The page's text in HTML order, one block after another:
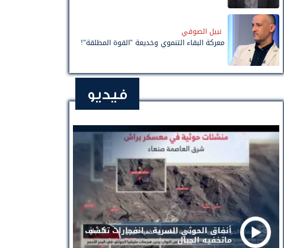
نبيل الصوفي
معركة البقاء التنموي وخديعة "القوة المطلقة"!
فيديو
أنفاق الحوثي السرية .. انفجارات تكشف
ماتخفيه الجبال